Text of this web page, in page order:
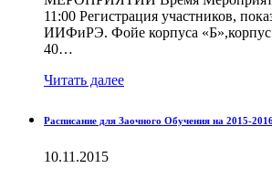
11:00 Регистрация участников,
ИИФиРЭ. Фойе корпуса «Б»,корпус
40…
Читать далее
Расписание для Заочного Обучения на 2015-
10.11.2015